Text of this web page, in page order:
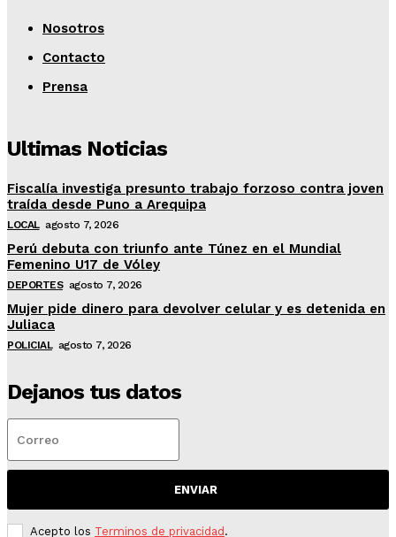
Nosotros
Contacto
Prensa
Ultimas Noticias
Fiscalía investiga presunto trabajo forzoso contra joven
traída desde Puno a Arequipa
LOCAL agosto 7, 2026
Perú debuta con triunfo ante Túnez en el Mundial
Femenino U17 de Vóley
DEPORTES agosto 7, 2026
Mujer pide dinero para devolver celular y es detenida en
Juliaca
POLICIAL agosto 7, 2026
Dejanos tus datos
ENVIAR
Acepto los Terminos de privacidad .